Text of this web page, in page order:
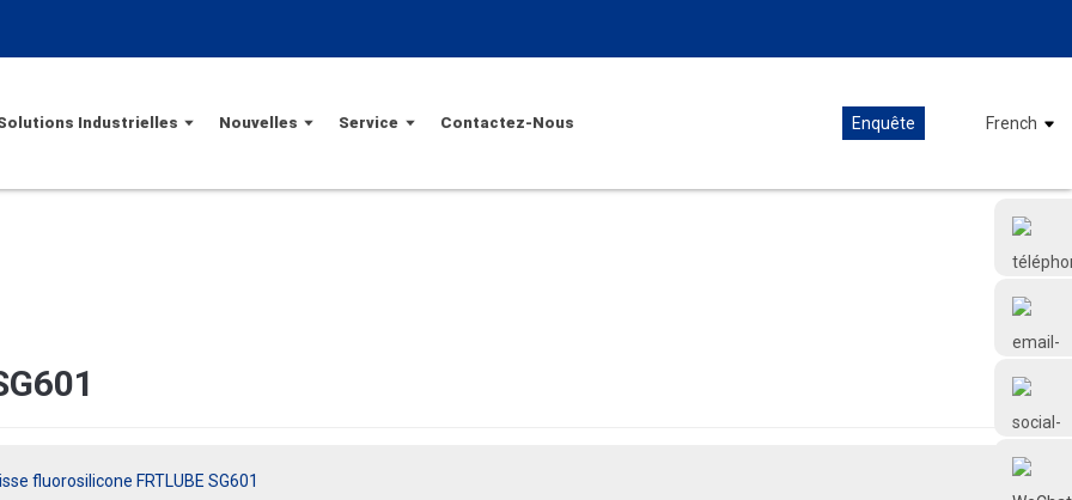
Industrielles Nouvelles Service Contactez-Nous Enquête French
fluorosilicone FRTLUBE SG601